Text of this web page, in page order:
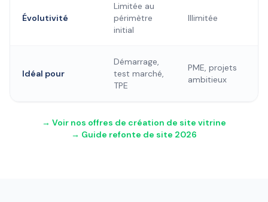
Évolutivité
Limitée au
périmètre
initial
Illimitée
Idéal pour
Démarrage,
test marché,
TPE
PME, projets
ambitieux
→ Voir nos offres de création de site vitrine
→ Guide refonte de site 2026